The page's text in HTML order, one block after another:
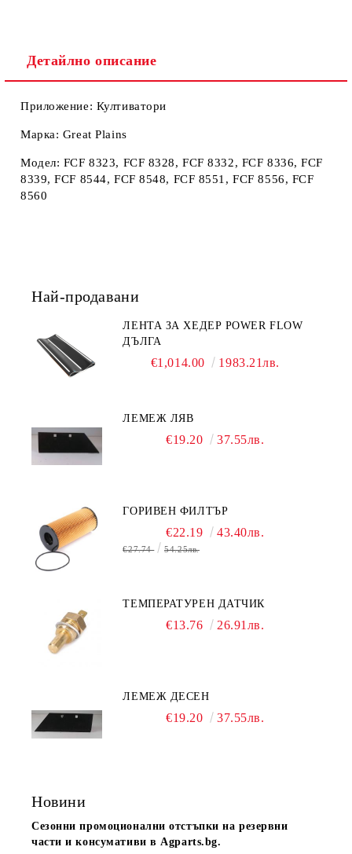
Детайлно описание
Приложение: Култиватори
Марка: Great Plains
Модел: FCF 8323, FCF 8328, FCF 8332, FCF 8336, FCF
8339, FCF 8544, FCF 8548, FCF 8551, FCF 8556, FCF
8560
Най-продавани
ЛЕНТА ЗА ХЕДЕР POWER FLOW
ДЪЛГА
€1,014.00 1983.21лв.
ЛЕМЕЖ ЛЯВ
€19.20 37.55лв.
ГОРИВЕН ФИЛТЪР
€22.19 43.40лв.
€27.74 54.25лв.
ТЕМПЕРАТУРЕН ДАТЧИК
€13.76 26.91лв.
ЛЕМЕЖ ДЕСЕН
€19.20 37.55лв.
Новини
Сезонни промоционални отстъпки на резервни
части и консумативи в Agparts.bg.